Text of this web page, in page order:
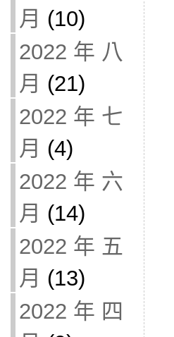
月 (10)
2022 年 八
月 (21)
2022 年 七
月 (4)
2022 年 六
月 (14)
2022 年 五
月 (13)
2022 年 四